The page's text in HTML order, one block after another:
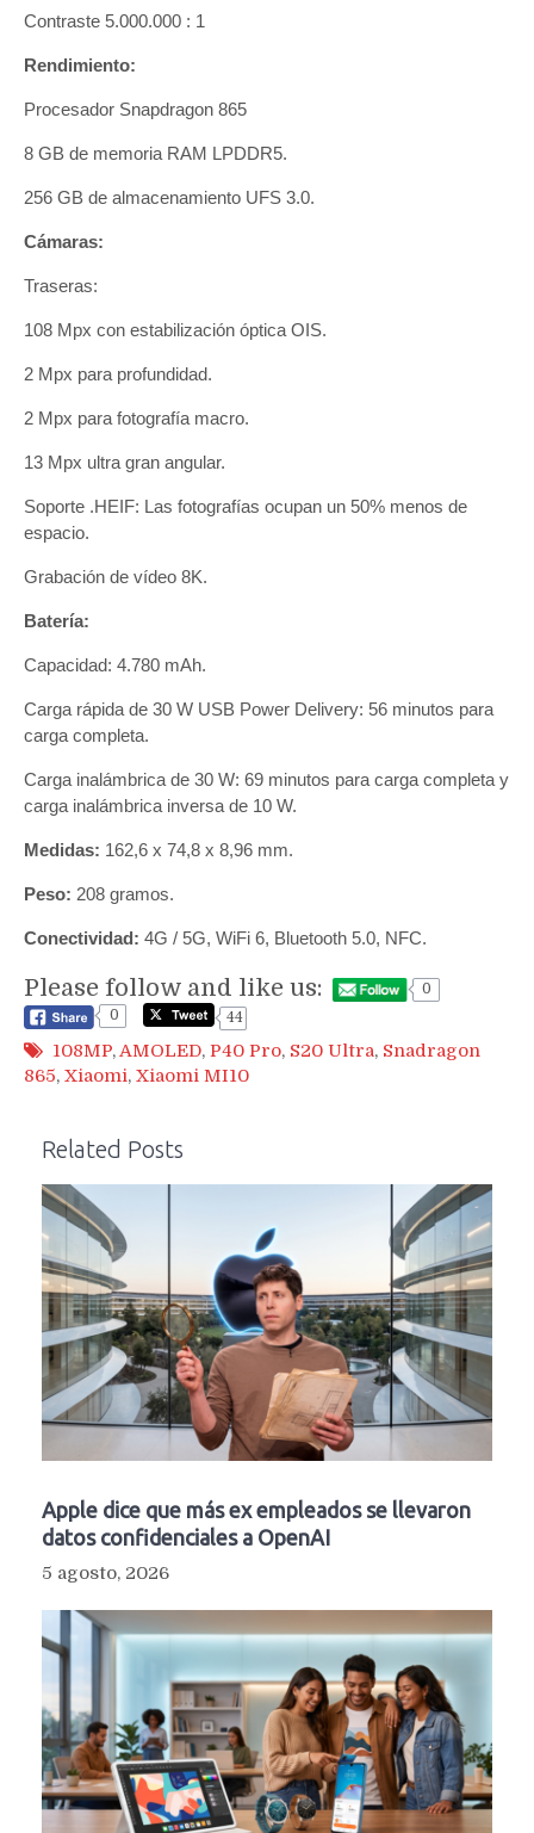
Contraste 5.000.000 : 1
Rendimiento:
Procesador Snapdragon 865
8 GB de memoria RAM LPDDR5.
256 GB de almacenamiento UFS 3.0.
Cámaras:
Traseras:
108 Mpx con estabilización óptica OIS.
2 Mpx para profundidad.
2 Mpx para fotografía macro.
13 Mpx ultra gran angular.
Soporte .HEIF: Las fotografías ocupan un 50% menos de
espacio.
Grabación de vídeo 8K.
Batería:
Capacidad: 4.780 mAh.
Carga rápida de 30 W USB Power Delivery: 56 minutos para
carga completa.
Carga inalámbrica de 30 W: 69 minutos para carga completa y
carga inalámbrica inversa de 10 W.
Medidas: 162,6 x 74,8 x 8,96 mm.
Peso: 208 gramos.
Conectividad: 4G / 5G, WiFi 6, Bluetooth 5.0, NFC.
Please follow and like us:
0
0
44
108MP,AMOLED, P40 Pro, S20 Ultra, Snadragon
865, Xiaomi, Xiaomi MI10
Related Posts
Apple dice que más ex empleados se llevaron
datos confidenciales a OpenAI
5 agosto, 2026